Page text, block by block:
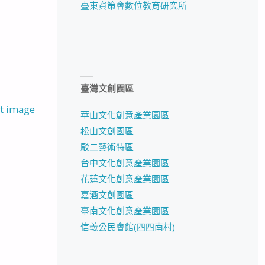
image
臺東資策會數位教育研究所
臺灣文創園區
華山文化創意產業園區
松山文創園區
駁二藝術特區
台中文化創意產業園區
花蓮文化創意產業園區
嘉酒文創園區
臺南文化創意產業園區
信義公民會館(四四南村)